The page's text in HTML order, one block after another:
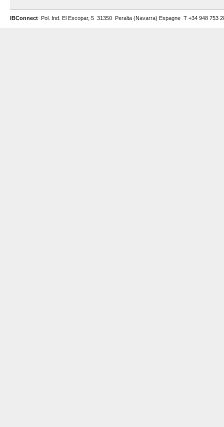
IBConnect Pol. Ind. El Escopar, 5 31350 Peralta (Navarra) Espagne T +34 948 753